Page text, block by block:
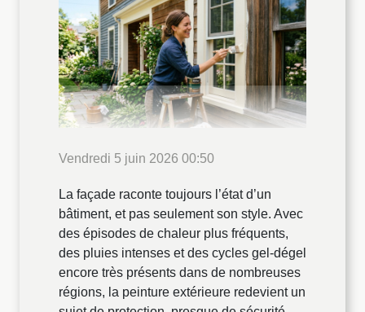
Vendredi 5 juin 2026 00:50
La façade raconte toujours l’état d’un
bâtiment, et pas seulement son style. Avec
des épisodes de chaleur plus fréquents,
des pluies intenses et des cycles gel-dégel
encore très présents dans de nombreuses
régions, la peinture extérieure redevient un